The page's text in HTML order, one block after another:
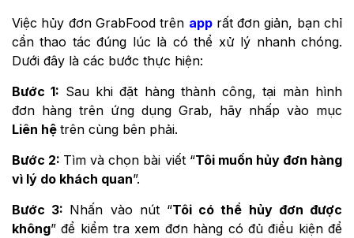
Việc hủy đơn GrabFood trên apprất đơn giản, bạn chỉ
cần thao tác đúng lúc là có thể xử lý nhanh chóng.
Dưới đây là các bước thực hiện:
Bước 1: Sau khi đặt hàng thành công, tại màn hình
đơn hàng trên ứng dụng Grab, hãy nhấp vào mục
Liên hệ trên cùng bên phải.
Bước 2: Tìm và chọn bài viết “Tôi muốn hủy đơn hàng
vì lý do khách quan”.
Bước 3: Nhấn vào nút “Tôi có thể hủy đơn được
không” để kiểm tra xem đơn hàng có đủ điều kiện để